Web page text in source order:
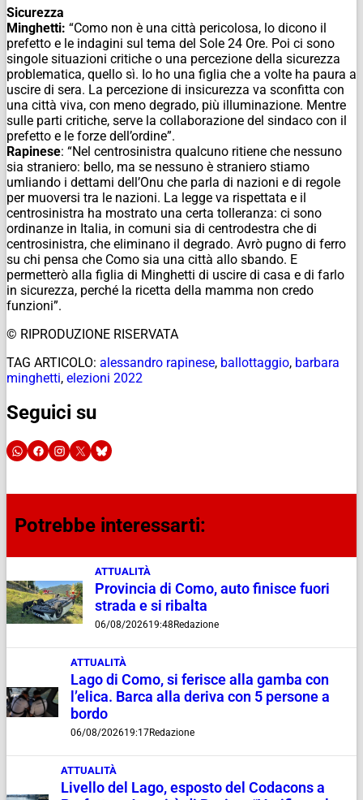
Sicurezza
Minghetti: “Como non è una città pericolosa, lo dicono il
prefetto e le indagini sul tema del Sole 24 Ore. Poi ci sono
singole situazioni critiche o una percezione della sicurezza
problematica, quello sì. Io ho una figlia che a volte ha paura a
uscire di sera. La percezione di insicurezza va sconfitta con
una città viva, con meno degrado, più illuminazione. Mentre
sulle parti critiche, serve la collaborazione del sindaco con il
prefetto e le forze dell’ordine”.
Rapinese: “Nel centrosinistra qualcuno ritiene che nessuno
sia straniero: bello, ma se nessuno è straniero stiamo
umliando i dettami dell’Onu che parla di nazioni e di regole
per muoversi tra le nazioni. La legge va rispettata e il
centrosinistra ha mostrato una certa tolleranza: ci sono
ordinanze in Italia, in comuni sia di centrodestra che di
centrosinistra, che eliminano il degrado. Avrò pugno di ferro
su chi pensa che Como sia una città allo sbando. E
permetterò alla figlia di Minghetti di uscire di casa e di farlo
in sicurezza, perché la ricetta della mamma non credo
funzioni”.
© RIPRODUZIONE RISERVATA
TAG ARTICOLO: alessandro rapinese, ballottaggio, barbara
minghetti, elezioni 2022
Seguici su
Potrebbe interessarti:
ATTUALITÀ
Provincia di Como, auto finisce fuori
strada e si ribalta
06/08/202619:48 Redazione
ATTUALITÀ
Lago di Como, si ferisce alla gamba con
l’elica. Barca alla deriva con 5 persone a
bordo
06/08/202619:17Redazione
ATTUALITÀ
Livello del Lago, esposto del Codacons a